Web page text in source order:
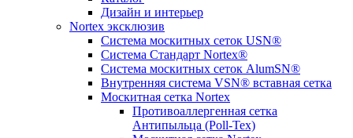
Дизайн и интерьер
Nortex эксклюзив
Система москитных сеток USN®
Система Стандарт Nortex®
Система москитных сеток AlumSN®
Внутренняя система VSN® вставная сетка
Москитная сетка Nortex
Противоаллергенная сетка
Антипыльца (Poll-Tex)